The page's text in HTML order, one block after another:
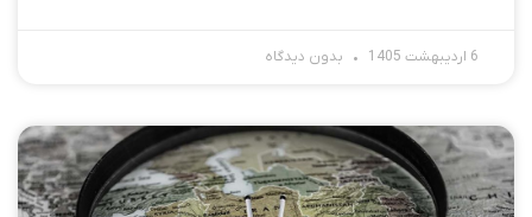
6 اردیبهشت 1405 بدون دیدگاه